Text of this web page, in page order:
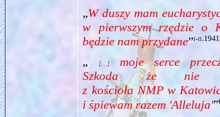
„W duszy mam
w pierwszym rzędzie o
będzie nam przydane”i-ii.1941
„ […]moje serce
Szkoda że nie
z kościoła NMP w
i śpiewam razem 'Alleluja'”